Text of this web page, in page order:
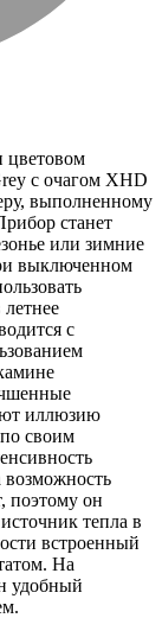
цветовом
с очагом XHD
выполненному
станет
или зимние
выключенном
с
иллюзию
своим
возможность
поэтому он
тепла в
встроенный
На
удобный